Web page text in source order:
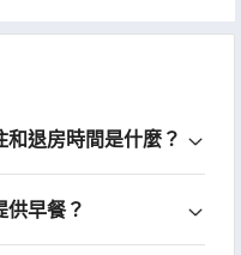
退房時間是什麼？
早餐？